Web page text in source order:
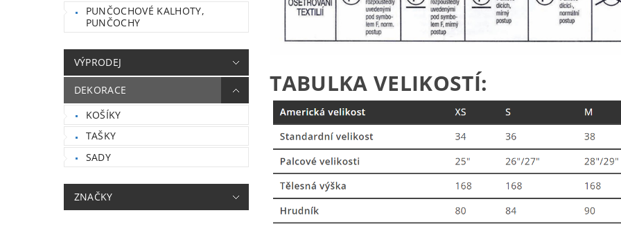
PUNČOCHOVÉ KALHOTY,
PUNČOCHY
VÝPRODEJ
DEKORACE
KOŠÍKY
TAŠKY
SADY
ZNAČKY
TABULKA VELIKOSTÍ: